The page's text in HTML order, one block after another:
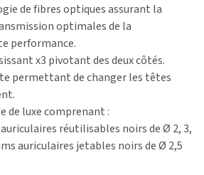
de fibres optiques assurant la
optimales de la
performance.
x3 pivotant des deux côtés.
permettant de changer les têtes
de luxe comprenant :
réutilisables noirs de Ø 2, 3,
auriculaires jetables noirs de Ø 2,5